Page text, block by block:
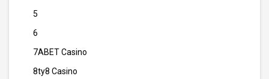
5
6
7ABET Casino
8ty8 Casino